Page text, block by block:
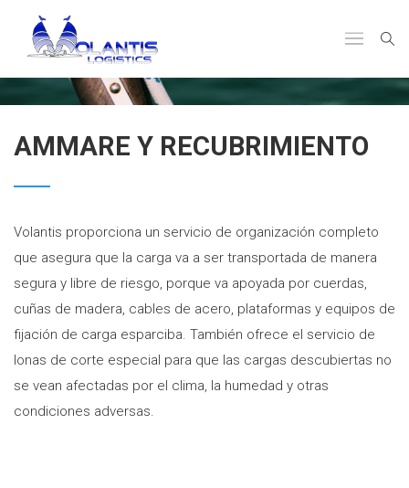
AMMARE Y RECUBRIMIENTO
Volantis proporciona un servicio de organización completo
que asegura que la carga va a ser transportada de manera
segura y libre de riesgo, porque va apoyada por cuerdas,
cuñas de madera, cables de acero, plataformas y equipos de
fijación de carga esparciba. También ofrece el servicio de
lonas de corte especial para que las cargas descubiertas no
se vean afectadas por el clima, la humedad y otras
condiciones adversas.